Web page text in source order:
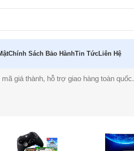
Chính Sách Bảo HànhTin TứcLiên Hệ
giá thành, hỗ trợ giao hàng toàn quốc.